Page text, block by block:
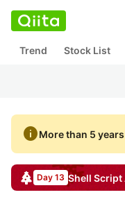
Trend Stock List
infoMore than 5
Day 13 Shell Script